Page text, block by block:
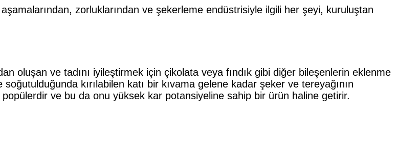
zorluklarından ve şekerleme endüstrisiyle ilgili her şeyi, kuruluştan
oluşan ve tadını iyileştirmek için çikolata veya fındık gibi diğer bileşenlerin eklenme
kırılabilen katı bir kıvama gelene kadar şeker ve tereyağının
popülerdir ve bu da onu yüksek kar potansiyeline sahip bir ürün haline getirir.